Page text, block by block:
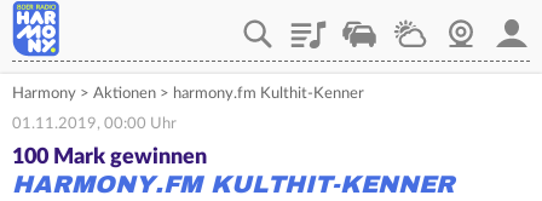
PlaylistVerkehrWetterWebcam
Harmony > Aktionen > harmony.fm Kulthit-Kenner
01.11.2019, 00:00 Uhr
100 Mark gewinnen
HARMONY.FM KULTHIT-KENNER